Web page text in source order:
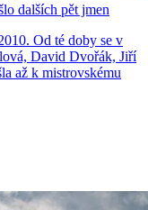
dalších pět jmen
Od té doby se v
David Dvořák, Jiří
až k mistrovskému